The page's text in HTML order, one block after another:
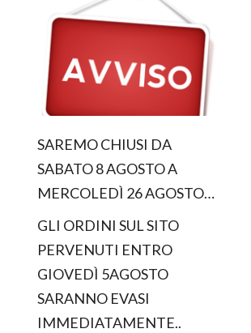
SAREMO CHIUSI DA
SABATO 8 AGOSTO A
MERCOLEDÌ 26 AGOSTO…
GLI ORDINI SUL SITO
PERVENUTI ENTRO
GIOVEDÌ 5AGOSTO
SARANNO EVASI
IMMEDIATAMENTE..